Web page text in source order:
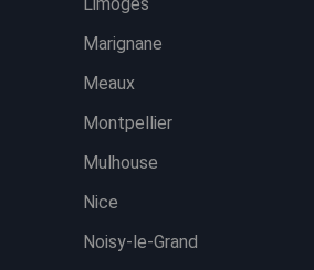
Marignane
Meaux
Montpellier
Mulhouse
Nice
Noisy-le-Grand